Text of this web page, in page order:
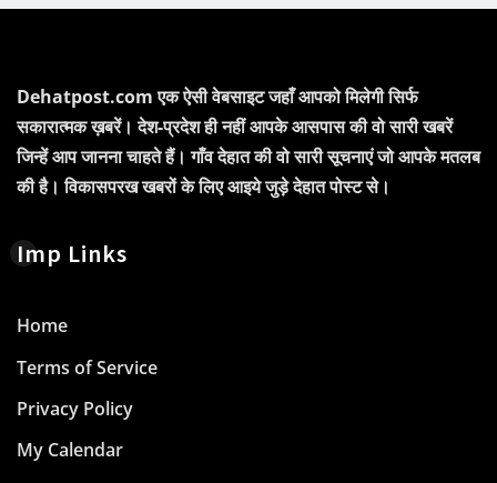
Dehatpost.com एक ऐसी वेबसाइट जहाँ आपको मिलेगी सिर्फ
सकारात्मक ख़बरें। देश-प्रदेश ही नहीं आपके आसपास की वो सारी खबरें
जिन्हें आप जानना चाहते हैं। गाँव देहात की वो सारी सूचनाएं जो आपके मतलब
की है। विकासपरख खबरों के लिए आइये जुड़े देहात पोस्ट से।
Imp Links
Home
Terms of Service
Privacy Policy
My Calendar